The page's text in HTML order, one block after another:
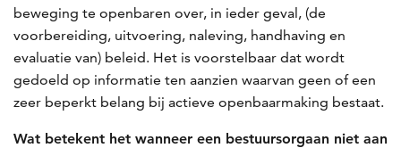
beweging te openbaren over, in ieder geval, (de
voorbereiding, uitvoering, naleving, handhaving en
evaluatie van) beleid. Het is voorstelbaar dat wordt
gedoeld op informatie ten aanzien waarvan geen of een
zeer beperkt belang bij actieve openbaarmaking bestaat.
Wat betekent het wanneer een bestuursorgaan niet aan